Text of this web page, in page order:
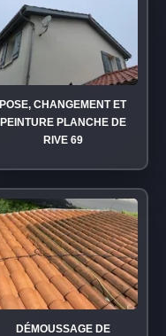
POSE, CHANGEMENT ET
PEINTURE PLANCHE DE
RIVE 69
DÉMOUSSAGE DE